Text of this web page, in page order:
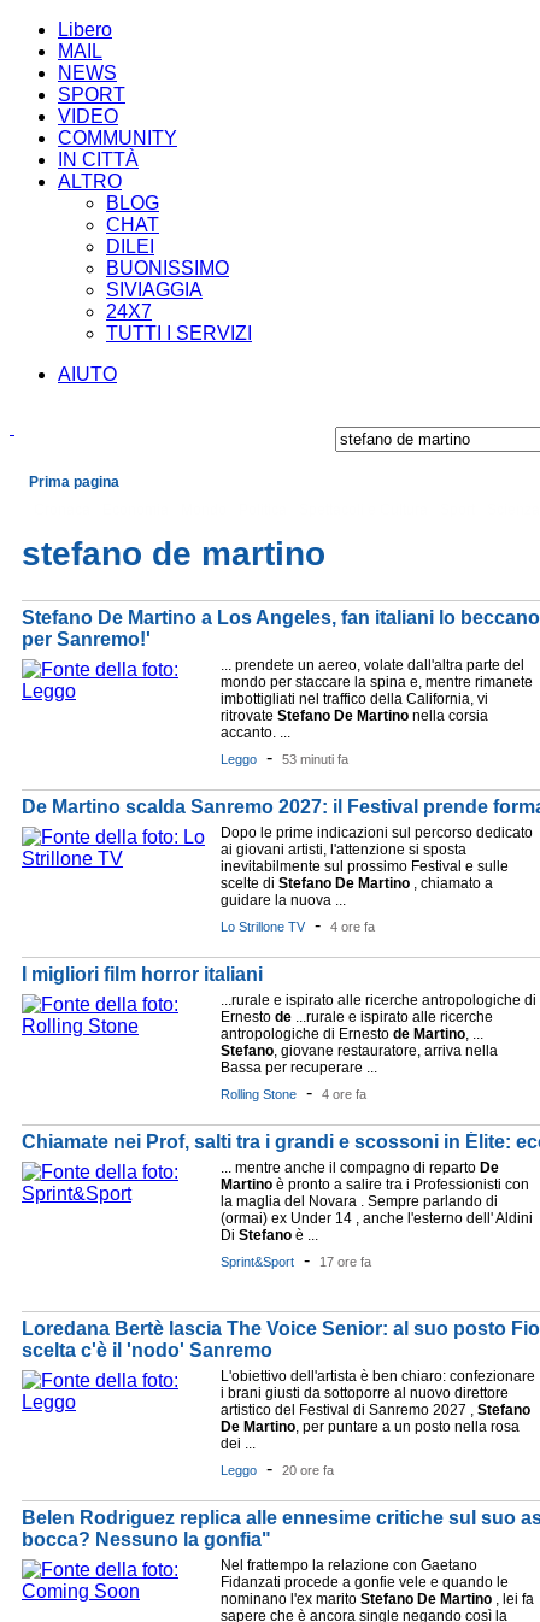
Libero
MAIL
NEWS
SPORT
VIDEO
COMMUNITY
IN CITTÀ
ALTRO
BLOG
CHAT
DILEI
BUONISSIMO
SIVIAGGIA
24X7
TUTTI I SERVIZI
AIUTO
Prima pagina
stefano de martino
Stefano De Martino a Los Angeles, fan italiani lo
per Sanremo!'
... prendete un aereo, volate dall'altra parte del
mondo per staccare la spina e, mentre rimanete
imbottigliati nel traffico della California, vi
ritrovate Stefano De Martino nella corsia
accanto. ...
Leggo - 53 minuti fa
De Martino scalda Sanremo 2027: il Festival prende
Dopo le prime indicazioni sul percorso dedicato
ai giovani artisti, l'attenzione si sposta
inevitabilmente sul prossimo Festival e sulle
scelte di Stefano De Martino , chiamato a
guidare la nuova ...
Lo Strillone TV- 4 ore fa
I migliori film horror italiani
...rurale e ispirato alle ricerche antropologiche di
Ernesto de ...rurale e ispirato alle ricerche
antropologiche di Ernesto de Martino, ...
Stefano, giovane restauratore, arriva nella
Bassa per recuperare ...
Rolling Stone - 4 ore fa
Chiamate nei Prof, salti tra i grandi e scossoni in Élite:
... mentre anche il compagno di reparto De
Martino è pronto a salire tra i Professionisti con
la maglia del Novara . Sempre parlando di
(ormai) ex Under 14 , anche l'esterno dell' Aldini
Di Stefano è ...
Sprint&Sport - 17 ore fa
Loredana Bertè lascia The Voice Senior: al suo posto
scelta c'è il 'nodo' Sanremo
L'obiettivo dell'artista è ben chiaro: confezionare
i brani giusti da sottoporre al nuovo direttore
artistico del Festival di Sanremo 2027 , Stefano
De Martino, per puntare a un posto nella rosa
dei ...
Leggo - 20 ore fa
Belen Rodriguez replica alle ennesime critiche sul suo
bocca? Nessuno la gonfia"
Nel frattempo la relazione con Gaetano
Fidanzati procede a gonfie vele e quando le
nominano l'ex marito Stefano De Martino , lei fa
sapere che è ancora single negando così la